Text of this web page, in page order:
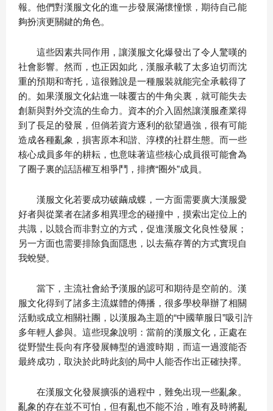
報。他們對漢服文化的進一步發展滿懷憧憬，期待自己能
夠扮演更關鍵的角色。
這些因素共同作用，讓漢服文化爆發出了令人驚嘆的
社會影響。然而，也正因如此，漢服承載了太多迫切而沈
重的預期和寄托，這很難說是一種服裝就能完全承載得了
的。如果漢服文化鉆進一味覆古的牛角尖裏，就可能失去
創新與對外交流的生命力。資本的介入固然讓漢服產業得
到了長足的發展，但倘若資方逐利的欲望過強，很有可能
造成各種亂象，損害原本和諧、淳樸的社群生態。而一些
核心成員多年的耕耘，也意味著這些核心成員很可能會為
了圈子裏的話語權互相爭鬥，排擠“圈外”成員。
漢服文化若要成功破繭成蝶，一方面需要廣大漢服愛
好者與從業者在諸多相異理念的碰撞中，摸索出定位上的
共識，以競合而非對立的方式，促進漢服文化良性發展；
另一方面也需要排除負面隱患，以去蕪存菁的方式實現自
我蛻變。
當下，主流社會給予漢服的認可和期待是空前的。漢
服文化得到了諸多主流媒體的傳播，很多學校舉辦了相關
活動或成立相關社團，以漢服為主題的“中國華服日”吸引許
多年輕人參與。這些現象說明：當前的漢服文化，正處在
從野蠻生長向有序發展轉型的過渡時期，而這一過渡能否
最終成功，取決於此時此刻的局中人能否作出正確抉擇。
在漢服文化發展擴張的過程中，難免出現一些亂象。
亂象的存在並不可怕，但有亂也不能不治，唯有及時將亂